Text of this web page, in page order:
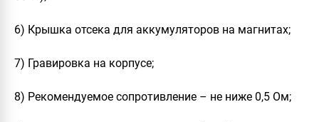
6) Крышка отсека для аккумуляторов на магнитах;
7) Гравировка на корпусе;
8) Рекомендуемое сопротивление – не ниже 0,5 Ом;